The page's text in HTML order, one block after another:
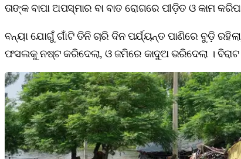
ତାଙ୍କ ବାପା ଅପସ୍ମାର ବା ବାତ ରୋଗରେ ପୀଡ଼ିତ ଓ କାମ
ବନ୍ୟା ଯୋଗୁଁ ଗାଁଟି ତିନି ଚାରି ଦିନ ପର୍ଯ୍ୟନ୍ତ ପାଣିରେ ବୁଡ଼ି
ଫସଲକୁ ନଷ୍ଟ କରିଦେଲା, ଓ ଜମିରେ କାଦୁଅ ଭରିଦେଲା ।